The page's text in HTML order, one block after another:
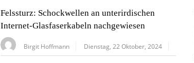
Felssturz: Schockwellen an unterirdischen
Internet-Glasfaserkabeln nachgewiesen
Birgit Hoffmann Dienstag, 22 Oktober, 2024